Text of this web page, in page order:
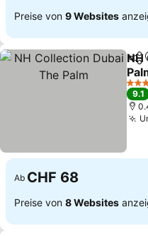
Preise von 9 Websites
NH
4
9.1
Ab CHF 68
Preise von 8 Websites